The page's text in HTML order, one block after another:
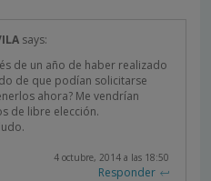
says:
4 octubre, 2014 a las 18:50
de un año de haber realizado
de que podían solicitarse
ahora? Me vendrían
de libre elección.
Responder